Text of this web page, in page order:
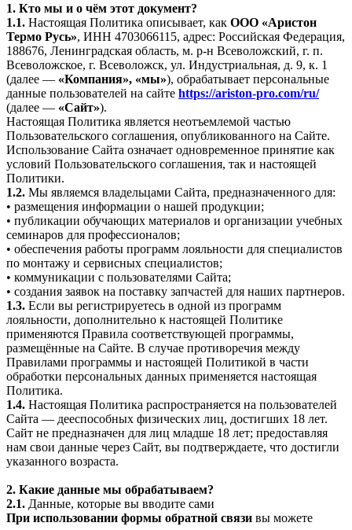
1. Кто мы и о чём этот документ?
1.1. Настоящая Политика описывает, как ООО «Аристон
Термо Русь», ИНН 4703066115, адрес: Российская Федерация,
188676, Ленинградская область, м. р-н Всеволожский, г. п.
Всеволожское, г. Всеволожск, ул. Индустриальная, д. 9, к. 1
(далее — «Компания», «мы»), обрабатывает персональные
данные пользователей на сайте https://ariston-pro.com/ru/
(далее — «Сайт»).
Настоящая Политика является неотъемлемой частью
Пользовательского соглашения, опубликованного на Сайте.
Использование Сайта означает одновременное принятие как
условий Пользовательского соглашения, так и настоящей
Политики.
1.2. Мы являемся владельцами Сайта, предназначенного для:
• размещения информации о нашей продукции;
• публикации обучающих материалов и организации учебных
семинаров для профессионалов;
• обеспечения работы программ лояльности для специалистов
по монтажу и сервисных специалистов;
• коммуникации с пользователями Сайта;
• создания заявок на поставку запчастей для наших партнеров.
1.3. Если вы регистрируетесь в одной из программ
лояльности, дополнительно к настоящей Политике
применяются Правила соответствующей программы,
размещённые на Сайте. В случае противоречия между
Правилами программы и настоящей Политикой в части
обработки персональных данных применяется настоящая
Политика.
1.4. Настоящая Политика распространяется на пользователей
Сайта — дееспособных физических лиц, достигших 18 лет.
Сайт не предназначен для лиц младше 18 лет; предоставляя
нам свои данные через Сайт, вы подтверждаете, что достигли
указанного возраста.
2. Какие данные мы обрабатываем?
2.1. Данные, которые вы вводите сами
При использовании формы обратной связи вы можете